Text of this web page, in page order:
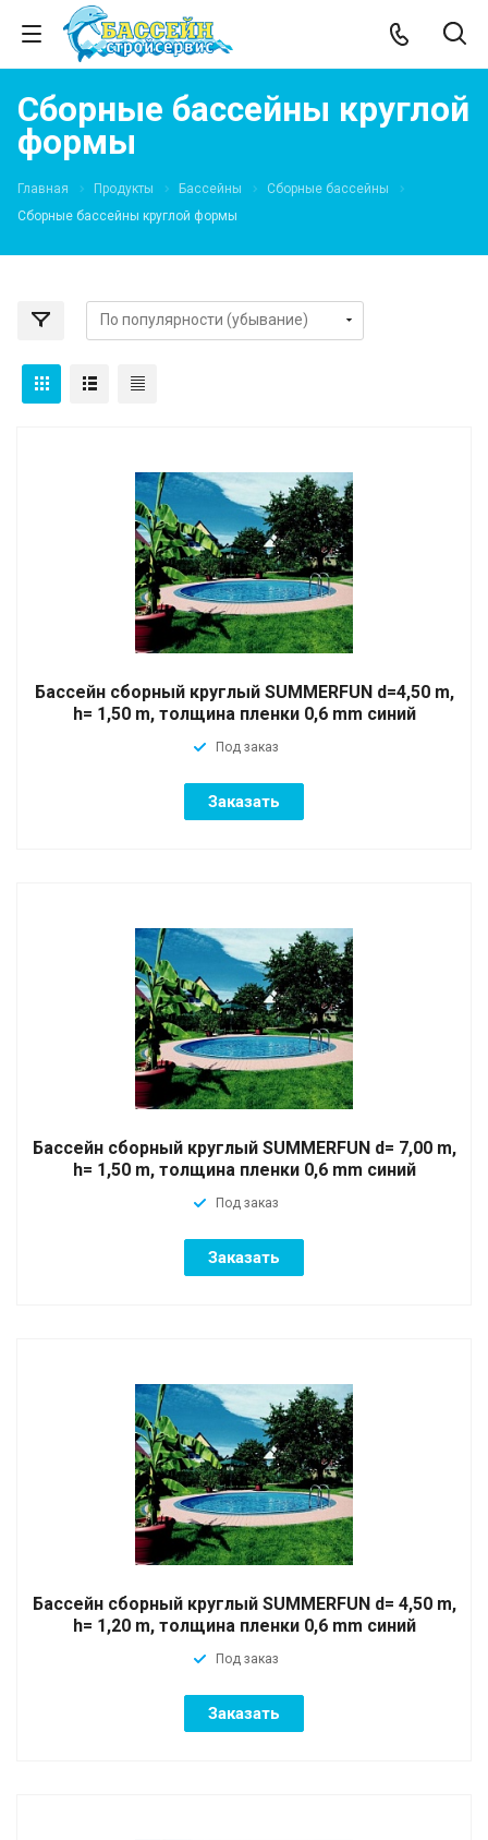
Сборные бассейны круглой
формы
Главная Продукты Бассейны
Сборные бассейны
Сборные бассейны круглой формы
Бассейн сборный круглый SUMMERFUN d=4,50 m,
h= 1,50 m, толщина пленки 0,6 mm синий
Под заказ
Заказать
Бассейн сборный круглый SUMMERFUN d= 7,00 m,
h= 1,50 m, толщина пленки 0,6 mm синий
Под заказ
Заказать
Бассейн сборный круглый SUMMERFUN d= 4,50 m,
h= 1,20 m, толщина пленки 0,6 mm синий
Под заказ
Заказать